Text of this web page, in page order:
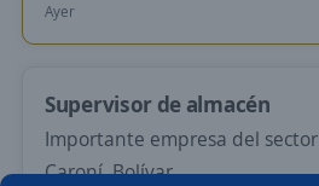
Ayer
Supervisor de almacén
Importante empresa del sector
Caroní, Bolívar